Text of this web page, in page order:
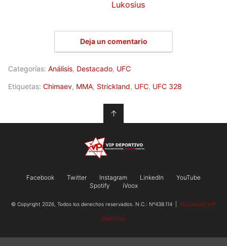
Lukosius
Deja un comentario
Categorías: Análisis, Destacado, UFC
Etiquetas: Chimaev, MMA, Strickland, UFC, UFC 328
↑
Facebook Twitter Instagram LinkedIn
YouTube
Spotify
iVoox
© Copyright 2026, Todos los derechos reservados. N.C.: Nº438.114 | Asociación VIP
Deportivo